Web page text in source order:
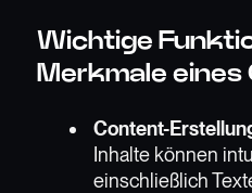
Wichtige
Merkmale eines
Content-
Inhalte können
einschließlich